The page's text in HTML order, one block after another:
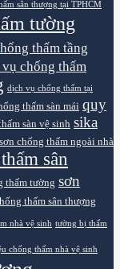
sân thượng tại TPHCM
tường
thấm tầng
chống thấm
dịch vụ chống thấm tại
thấm sàn mái quy
sàn vệ sinh sika
sơn chống thấm ngoài nhà
sân
thấm tường sơn
thấm sân thượng
nhà vệ sinh tường bị thấm
chống thấm nhà vệ sinh